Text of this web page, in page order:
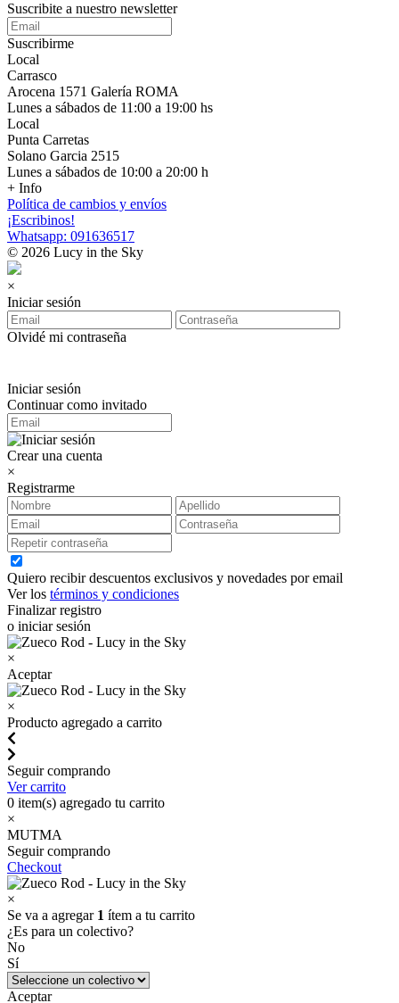
Suscribite a nuestro newsletter
Suscribirme
Local
Carrasco
Arocena 1571 Galería ROMA
Lunes a sábados de 11:00 a 19:00 hs
Local
Punta Carretas
Solano Garcia 2515
Lunes a sábados de 10:00 a 20:00 h
+ Info
Política de cambios y envíos
¡Escribinos!
Whatsapp: 091636517
© 2026 Lucy in the Sky
×
Iniciar sesión
Olvidé mi contraseña
Iniciar sesión
Continuar como invitado
Crear una cuenta
×
Registrarme
Quiero recibir descuentos exclusivos y novedades por email
Ver los términos y condiciones
Finalizar registro
o iniciar sesión
×
Aceptar
×
Producto agregado a carrito
Seguir comprando
Ver carrito
0 item(s) agregado tu carrito
×
MUTMA
Seguir comprando
Checkout
×
Se va a agregar 1 ítem a tu carrito
¿Es para un colectivo?
No
Sí
Aceptar